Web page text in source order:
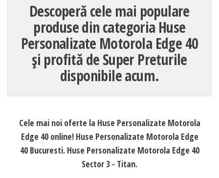
Descoperă cele mai populare
produse din categoria Huse
Personalizate Motorola Edge 40
și profită de Super Preturile
disponibile acum.
Cele mai noi oferte la Huse Personalizate Motorola
Edge 40 online! Huse Personalizate Motorola Edge
40 Bucuresti. Huse Personalizate Motorola Edge 40
Sector 3 - Titan.